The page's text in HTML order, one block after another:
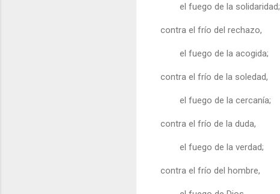
el fuego de la solidaridad;
contra el frío del rechazo,
el fuego de la acogida;
contra el frío de la soledad,
el fuego de la cercanía;
contra el frío de la duda,
el fuego de la verdad;
contra el frío del hombre,